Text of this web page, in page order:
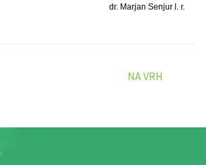
dr. Marjan Senjur l. r.
NA VRH